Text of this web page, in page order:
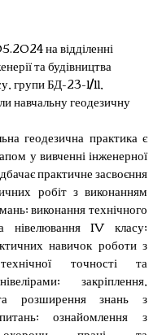
на відділенні
та будівництва
групи БД-23-1/11,
навчальну геодезичну
геодезична практика є
у вивченні інженерної
практичне засвоєння
робіт з виконанням
виконання технічного
нівелювання IV класу;
навичок роботи з
точності та
закріплення,
розширення знань з
ознайомлення з